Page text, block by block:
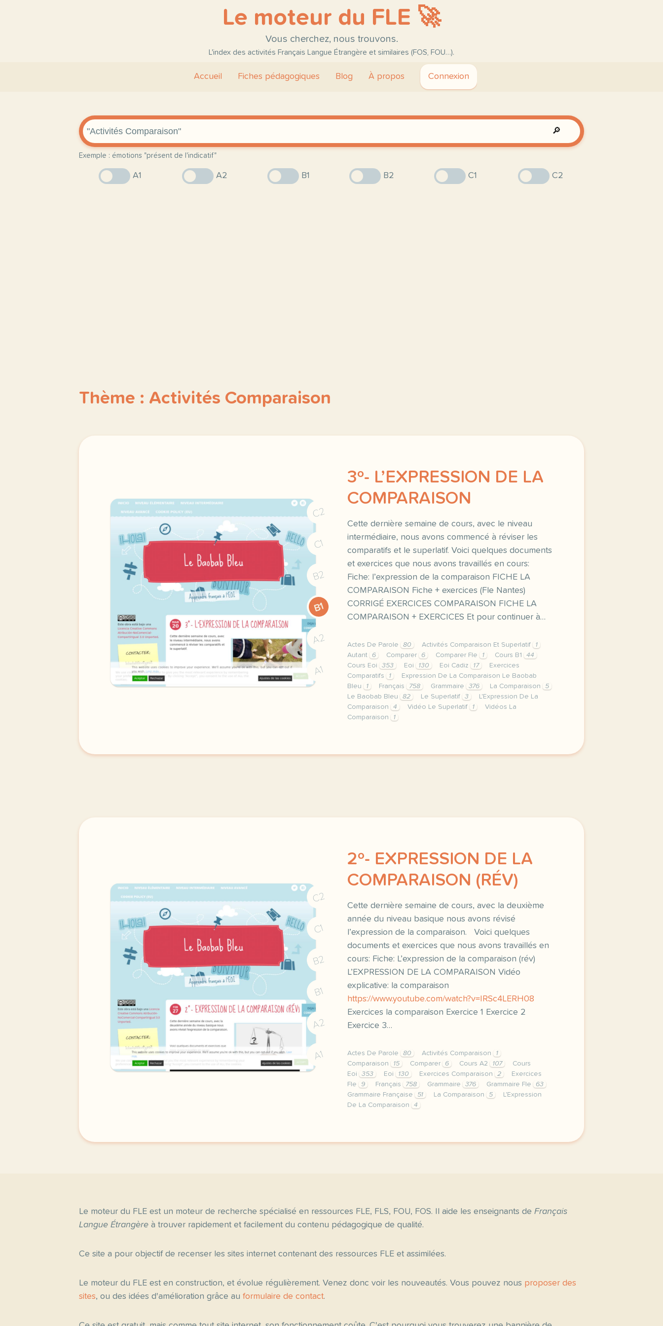
Le moteur du FLE 🚀
Vous cherchez, nous trouvons.
L'index des activités Français Langue Étrangère et similaires (FOS, FOU…).
Accueil Fiches pédagogiques Blog À propos Connexion
🔎
Exemple : émotions "présent de l'indicatif"
A1 A2 B1 B2 C1 C2
Thème : Activités Comparaison
C2
C1
B2
B1
A2
A1
3º- L’EXPRESSION DE LA
COMPARAISON
Cette dernière semaine de cours, avec le niveau
intermédiaire, nous avons commencé à réviser les
comparatifs et le superlatif. Voici quelques documents
et exercices que nous avons travaillés en cours:
Fiche: l’expression de la comparaison FICHE LA
COMPARAISON Fiche + exercices (Fle Nantes)
CORRIGÉ EXERCICES COMPARAISON FICHE LA
COMPARAISON + EXERCICES Et pour continuer à…
Actes De Parole 80 Activités Comparaison Et Superlatif
1
Autant
6 Comparer 6 Comparer Fle 1 Cours B1
44
Cours Eoi
353 Eoi 130 Eoi Cadiz 17
Exercices
Comparatifs
1
Expression De La Comparaison Le Baobab
Bleu
1 Français 758 Grammaire 376 La Comparaison
5
Le Baobab Bleu
82 Le Superlatif 3
L'Expression De La
Comparaison
4 Vidéo Le Superlatif 1
Vidéos La
Comparaison
1
C2
C1
B2
B1
A2
A1
2º- EXPRESSION DE LA
COMPARAISON (RÉV)
Cette dernière semaine de cours, avec la deuxième
année du niveau basique nous avons révisé
l’expression de la comparaison. Voici quelques
documents et exercices que nous avons travaillés en
cours: Fiche: L’expression de la comparaison (rév)
L’EXPRESSION DE LA COMPARAISON Vidéo
explicative: la comparaison
https://www.youtube.com/watch?v=IRSc4LERH08
Exercices la comparaison Exercice 1 Exercice 2
Exercice 3…
Actes De Parole 80 Activités Comparaison
1
Comparaison
15 Comparer 6 Cours A2 107
Cours
Eoi
353 Eoi 130 Exercices Comparaison 2
Exercices
Fle
9 Français 758 Grammaire 376 Grammaire Fle
63
Grammaire Française
51 La Comparaison 5
L'Expression
De La Comparaison
4
Le moteur du FLE est un moteur de recherche spécialisé en ressources FLE, FLS, FOU, FOS. Il aide les enseignants de Français
Langue Étrangère à trouver rapidement et facilement du contenu pédagogique de qualité.
Ce site a pour objectif de recenser les sites internet contenant des ressources FLE et assimilées.
Le moteur du FLE est en construction, et évolue régulièrement. Venez donc voir les nouveautés. Vous pouvez nous proposer des
sites, ou des idées d'amélioration grâce au formulaire de contact.